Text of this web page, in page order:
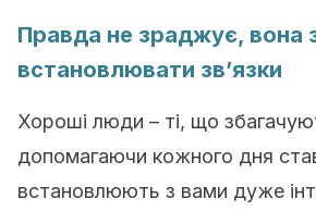
Правда не зраджує, вона
встановлювати зв’язки
Хороші люди – ті, що
допомагаючи кожного дня
встановлюють з вами дуже